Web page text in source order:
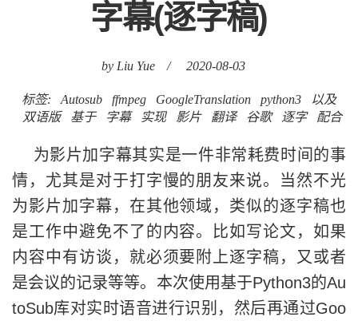
字幕(逐字稿)
by Liu Yue / 2020-08-03
标签: Autosub ffmpeg GoogleTranslation python3
以及
双语版
基于 字幕 实现 影片 翻译 谷歌 逐字 配合
为影片加字幕其实是一件非常耗费时间的事
情，尤其是对于打字慢的朋友来说。当然不光
为影片加字幕，在其他领域，类似的逐字稿也
是工作中避免不了的内容。比如写论文，如果
内容中有访谈，就必须要附上逐字稿，又或者
是会议的记录等等。本次使用基于Python3的Au
toSub库对实时语音进行识别，然后再通过Goo